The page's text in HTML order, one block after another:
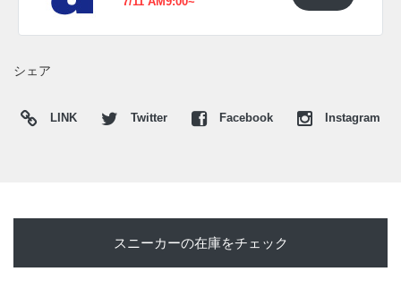
シェア
LINK Twitter Facebook Instagram
スニーカーの在庫をチェック